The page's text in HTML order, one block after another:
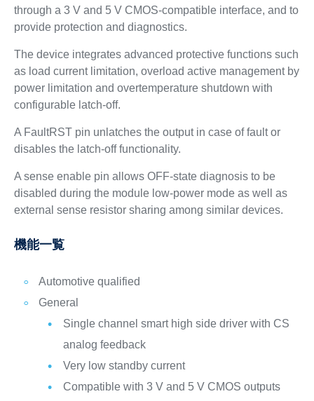
through a 3 V and 5 V CMOS-compatible interface, and to
provide protection and diagnostics.
The device integrates advanced protective functions such
as load current limitation, overload active management by
power limitation and overtemperature shutdown with
configurable latch-off.
A FaultRST pin unlatches the output in case of fault or
disables the latch-off functionality.
A sense enable pin allows OFF-state diagnosis to be
disabled during the module low-power mode as well as
external sense resistor sharing among similar devices.
機能一覧
Automotive qualified
General
Single channel smart high side driver with CS
analog feedback
Very low standby current
Compatible with 3 V and 5 V CMOS outputs